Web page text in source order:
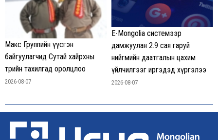
Макс Группийн үүсгэн
байгуулагчид Сутай хайрхны
төрийн тахилгад оролцлоо
2026-08-07
E-Mongolia системээр
дамжуулан 2.9 сая гаруй
нийгмийн даатгалын цахим
үйлчилгээг иргэдэд хүргэлээ
2026-08-07